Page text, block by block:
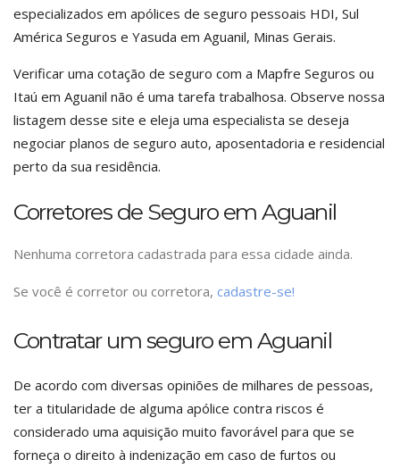
especializados em apólices de seguro pessoais HDI, Sul
América Seguros e Yasuda em Aguanil, Minas Gerais.
Verificar uma cotação de seguro com a Mapfre Seguros ou
Itaú em Aguanil não é uma tarefa trabalhosa. Observe nossa
listagem desse site e eleja uma especialista se deseja
negociar planos de seguro auto, aposentadoria e residencial
perto da sua residência.
Corretores de Seguro em Aguanil
Nenhuma corretora cadastrada para essa cidade ainda.
Se você é corretor ou corretora, cadastre-se!
Contratar um seguro em Aguanil
De acordo com diversas opiniões de milhares de pessoas,
ter a titularidade de alguma apólice contra riscos é
considerado uma aquisição muito favorável para que se
forneça o direito à indenização em caso de furtos ou